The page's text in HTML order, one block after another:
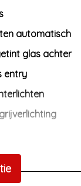
automatisch
glas achter
entry
velgen 17"
voor adaptief